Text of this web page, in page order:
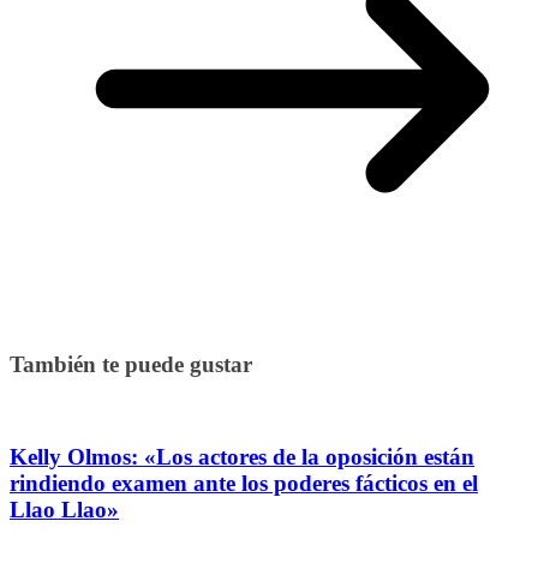
También te puede gustar
Kelly Olmos: «Los actores de la oposición están
rindiendo examen ante los poderes fácticos en el
Llao Llao»